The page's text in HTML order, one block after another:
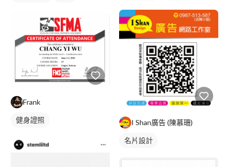
Frank
健身證照 I Shan廣告 (陳慕珊)
名片設計